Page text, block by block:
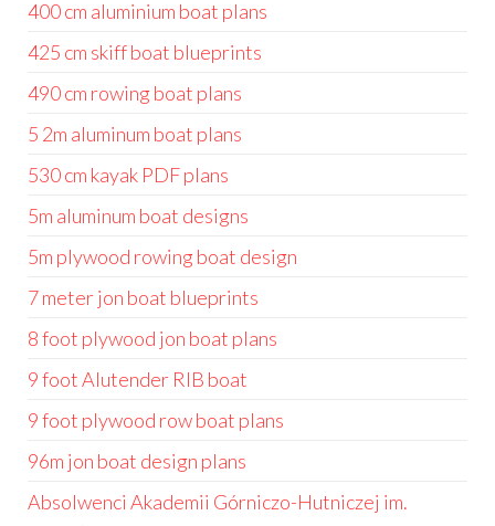
400 cm aluminium boat plans
425 cm skiff boat blueprints
490 cm rowing boat plans
5 2m aluminum boat plans
530 cm kayak PDF plans
5m aluminum boat designs
5m plywood rowing boat design
7 meter jon boat blueprints
8 foot plywood jon boat plans
9 foot Alutender RIB boat
9 foot plywood row boat plans
96m jon boat design plans
Absolwenci Akademii Górniczo-Hutniczej im.